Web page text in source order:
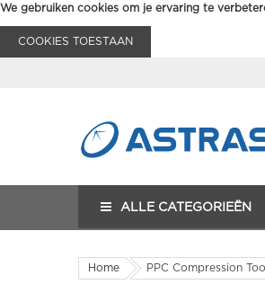
We gebruiken cookies om je ervaring te
COOKIES TOESTAAN
ALLE CATEGORIEËN
Home PPC Compression